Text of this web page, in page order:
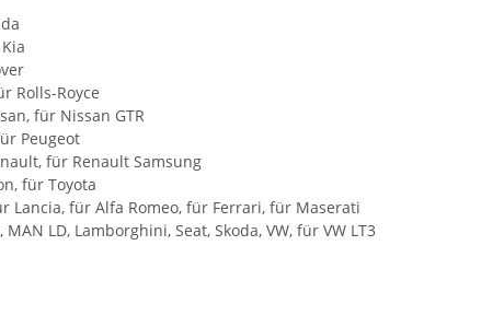
Rolls-Royce
für Nissan GTR
Peugeot
für Renault Samsung
für Toyota
Lancia, für Alfa Romeo, für Ferrari, für Maserati
LD, Lamborghini, Seat, Skoda, VW, für VW LT3